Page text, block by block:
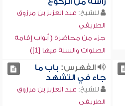
للشيخ: عبد العزيز بن مرزوق
الطريفي
جزء من محاضرة ( أبواب إقامة
الصلوات والسنة فيها [1])
الفهرس: باب ما
جاء في التشهد
للشيخ: عبد العزيز بن مرزوق
الطريفي